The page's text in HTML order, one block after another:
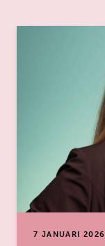
7 JANUARI 2026